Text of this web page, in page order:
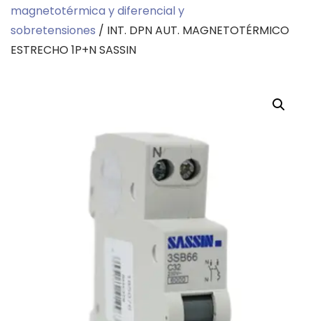
magnetotérmica y diferencial y
sobretensiones / INT. DPN AUT. MAGNETOTÉRMICO
ESTRECHO 1P+N SASSIN